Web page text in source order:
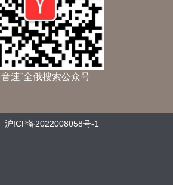
音速”全俄搜索公众号
沪ICP备2022008058号-1